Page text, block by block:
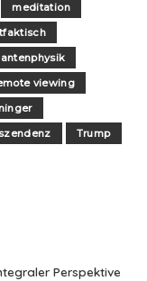
meditation
viewing
Trump
Perspektive